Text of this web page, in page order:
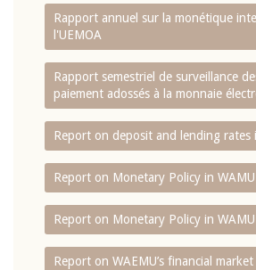
Rapport annuel sur la monétique
l'UEMOA
Rapport semestriel de surveillance
paiement adossés à la monnaie
Report on deposit and lending rates
Report on Monetary Policy in WAMU
Report on Monetary Policy in WAMU
Report on WAEMU’s financial